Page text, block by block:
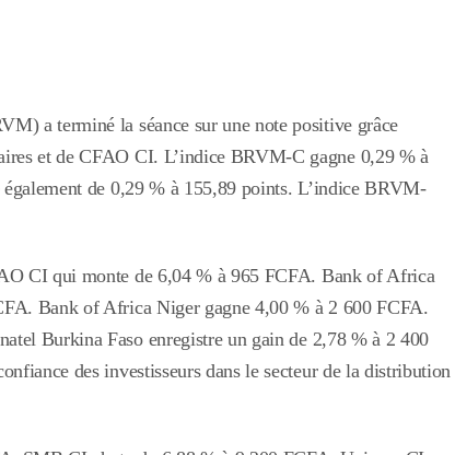
a terminé la séance sur une note positive grâce
et de CFAO CI. L’indice BRVM-C gagne 0,29 % à
de 0,29 % à 155,89 points. L’indiceBRVM-
CIqui monte de 6,04 % à 965 FCFA. Bank of Africa
Bank of Africa Niger gagne4,00 % à 2 600 FCFA.
Burkina Faso enregistre un gain de2,78 % à 2 400
des investisseurs dans le secteur de la distribution